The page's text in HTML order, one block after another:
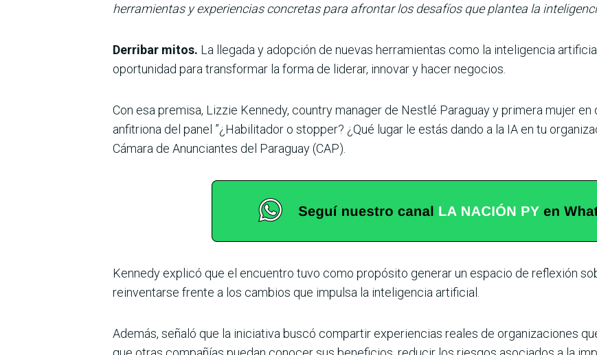
herramientas y experiencias concretas para afrontar los desafíos que plantea la
Derribar mitos. La llegada y adopción de nuevas herramientas como la inteligencia
oportunidad para transformar la forma de liderar, innovar y hacer negocios.
Con esa premisa, Lizzie Kennedy, country manager de Nestlé Paraguay y primera mujer
anfitriona del panel ”¿Habilitador o stopper? ¿Qué lugar le estás dando a la IA en tu
Cámara de Anunciantes del Paraguay (CAP).
Kennedy explicó que el encuentro tuvo como propósito generar un espacio de reflexión
reinventarse frente a los cambios que impulsa la inteligencia artificial.
Además, señaló que la iniciativa buscó compartir experiencias reales de organizaciones